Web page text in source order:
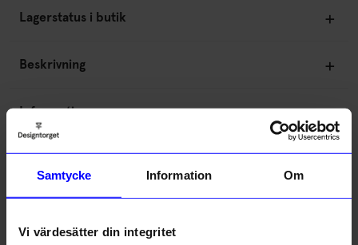
Samtycke Information Om
Vi värdesätter din integritet
Lagerstatus i butik
Beskrivning
Information
Om tillverkaren
Liknande produkter